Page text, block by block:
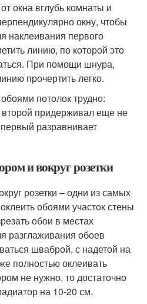
окна вглубь комнаты и
окну, чтобы
наклеивания первого
линию, по которой это
При помощи шнура,
прочертить легко.
потолок трудно:
второй придерживал еще не
разравнивает
и вокруг розетки
розетки – одни из самых
обоями участок стены
обои в местах
разглаживания обоев
шваброй, с надетой на
полностью оклеивать
не нужно, то достаточно
на 10-20 см.